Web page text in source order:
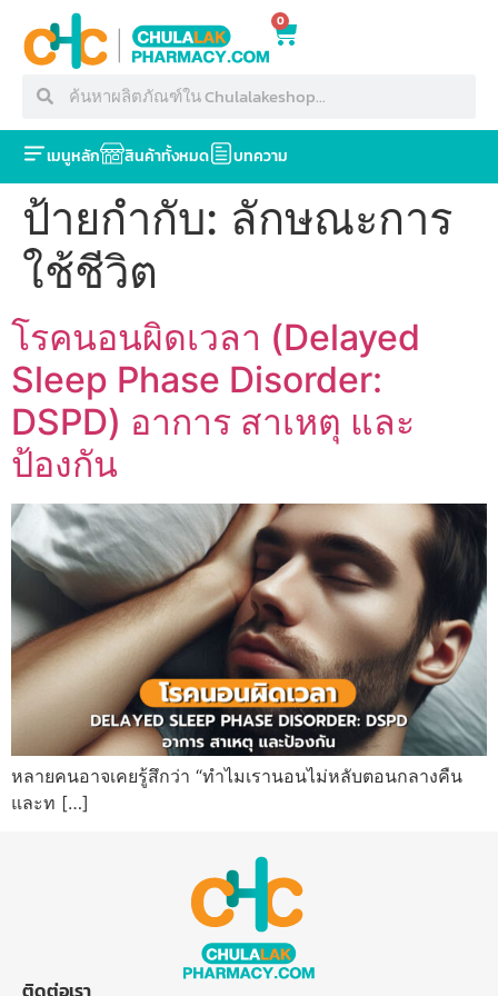
0
เมนูหลัก สินค้าทั้งหมด บทความ
ป้ายกำกับ: ลักษณะการ
ใช้ชีวิต
โรคนอนผิดเวลา (Delayed
Sleep Phase Disorder:
DSPD) อาการ สาเหตุ และ
ป้องกัน
หลายคนอาจเคยรู้สึกว่า “ทำไมเรานอนไม่หลับตอนกลางคืน
และท […]
ติดต่อเรา